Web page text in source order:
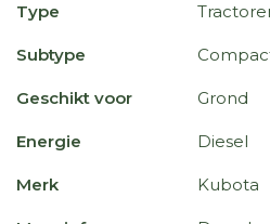
Type
Subtype
Geschikt voor Grond
Energie Diesel
Merk Kubota